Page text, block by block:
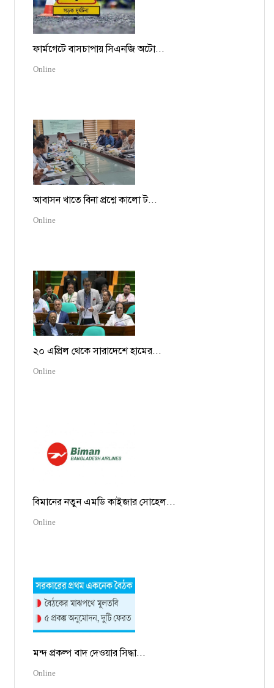
ফার্মগেটে বাসচাপায় সিএনজি অটো...
Online
আবাসন খাতে বিনা প্রশ্নে কালো ট...
Online
২০ এপ্রিল থেকে সারাদেশে হামের...
Online
বিমানের নতুন এমডি কাইজার সোহেল...
Online
মন্দ প্রকল্প বাদ দেওয়ার সিদ্ধা...
Online